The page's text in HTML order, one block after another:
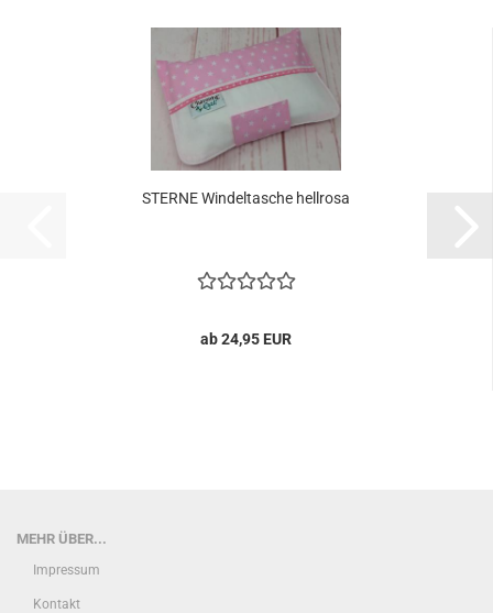
STERNE Windeltasche hellrosa
ab 24,95 EUR
MEHR ÜBER...
Impressum
Kontakt